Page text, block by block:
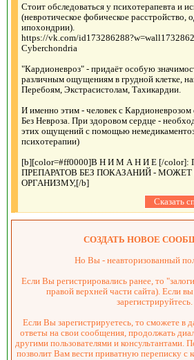
Стоит обследоваться у психотерапевта и
(невротическое фобическое расстройство,
ипохондрии).
https://vk.com/
Сyberchondria
"Кардионевроз" - придаёт особую
различным ощущениям в грудной клетке,
Перебоям, Экстрасистолам, Тахикардии.
И именно этим - человек с Кардионеврозом
Без Невроза. При здоровом сердце -
этих ощущений с помощью
психотерапии)
[b][color=#ff0000]В Н И М А Н И Е [/
ПРЕПАРАТОВ БЕЗ ПОКАЗАНИЙ -
ОРГАНИЗМУ,[/b]
СОЗДАТЬ НОВОЕ
Но Вы - неавторизованный
Если Вы регистрировались ранее, то
правой верхней части сайта). Если
зарегистрируйтесь.
Если Вы зарегистрируетесь, то сможете в
ответы на свои сообщения, продолжать
другими пользователями и консультантами.
позволит Вам вести приватную переписку с